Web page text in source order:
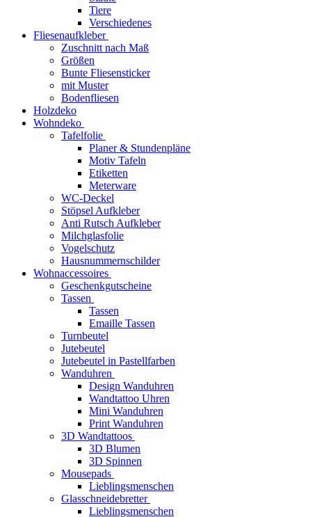
Tiere
Verschiedenes
Fliesenaufkleber
Zuschnitt nach Maß
Größen
Bunte Fliesensticker
mit Muster
Bodenfliesen
Holzdeko
Wohndeko
Tafelfolie
Planer & Stundenpläne
Motiv Tafeln
Etiketten
Meterware
WC-Deckel
Stöpsel Aufkleber
Anti Rutsch Aufkleber
Milchglasfolie
Vogelschutz
Hausnummernschilder
Wohnaccessoires
Geschenkgutscheine
Tassen
Tassen
Emaille Tassen
Turnbeutel
Jutebeutel
Jutebeutel in Pastellfarben
Wanduhren
Design Wanduhren
Wandtattoo Uhren
Mini Wanduhren
Print Wanduhren
3D Wandtattoos
3D Blumen
3D Spinnen
Mousepads
Lieblingsmenschen
Glasschneidebretter
Lieblingsmenschen